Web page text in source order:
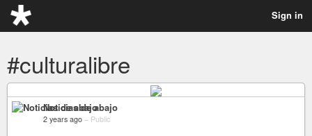
Sign in
#culturalibre
Noticias de abajo
2 years ago – Public